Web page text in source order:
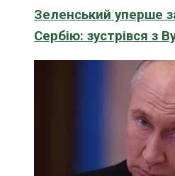
Зеленський уперше
Сербію: зустрівся з